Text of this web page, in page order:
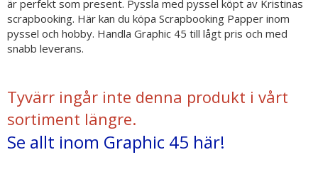
är perfekt som present. Pyssla med pyssel köpt av Kristinas
scrapbooking. Här kan du köpa Scrapbooking Papper inom
pyssel och hobby. Handla Graphic 45 till lågt pris och med
snabb leverans.
Tyvärr ingår inte denna produkt i vårt
sortiment längre.
Se allt inom Graphic 45 här!